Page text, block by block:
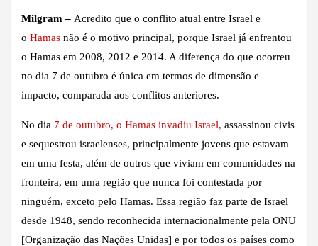
Milgram – Acredito que o conflito atual entre Israel e
o Hamas não é o motivo principal, porque Israel já enfrentou
o Hamas em 2008, 2012 e 2014. A diferença do que ocorreu
no dia 7 de outubro é única em termos de dimensão e
impacto, comparada aos conflitos anteriores.
No dia 7 de outubro, o Hamas invadiu Israel, assassinou civis
e sequestrou israelenses, principalmente jovens que estavam
em uma festa, além de outros que viviam em comunidades na
fronteira, em uma região que nunca foi contestada por
ninguém, exceto pelo Hamas. Essa região faz parte de Israel
desde 1948, sendo reconhecida internacionalmente pela ONU
[Organização das Nações Unidas] e por todos os países como